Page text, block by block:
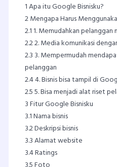
1Apa itu Google Bisnisku?
2Mengapa Harus
2.11. Memudahkan pelanggan
2.22. Media komunikasi
2.3 3. Mempermudah
pelanggan
2.44. Bisnis bisa tampil di
2.55. Bisa menjadi alat riset
3Fitur Google Bisnisku
3.1Nama bisnis
3.2Deskripsi bisnis
3.3Alamat website
3.4Ratings